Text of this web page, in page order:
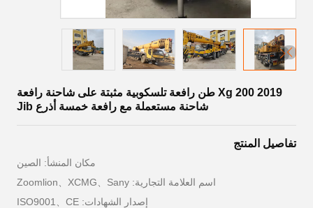
2019 Xg 200 طن رافعة تلسكوبية مثبتة على شاحنة رافعة
شاحنة مستعملة مع رافعة خمسة أذرع Jib
تفاصيل المنتج
مكان المنشأ: الصين
اسم العلامة التجارية: Zoomlion、XCMG、Sany
إصدار الشهادات: ISO9001、CE